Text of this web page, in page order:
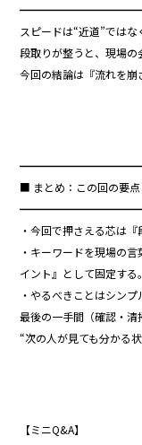
スピードは“近道”ではな
段取りが整うと、現場の
今回の結論は『流れを崩
■ まとめ：この回の要点
・今回で押さえる芯は『
・キーワードを現場の
イント』として固定する。
・やるべきことはシン
最後の一手間（確認・清
“次の人が見ても分かる
【ミニQ&A】